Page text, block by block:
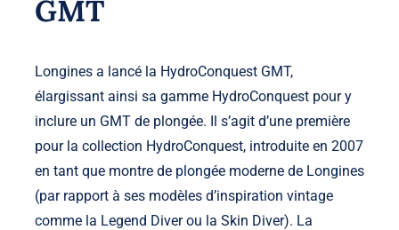
GMT
Longines a lancé la HydroConquest GMT,
élargissant ainsi sa gamme HydroConquest pour y
inclure un GMT de plongée. Il s’agit d’une première
pour la collection HydroConquest, introduite en 2007
en tant que montre de plongée moderne de Longines
(par rapport à ses modèles d’inspiration vintage
comme la Legend Diver ou la Skin Diver). La